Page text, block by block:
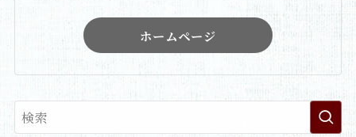
ホームページ